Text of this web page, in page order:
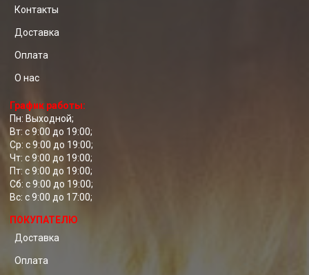
Контакты
Доставка
Оплата
О нас
График работы:
Пн: Выходной;
Вт: с 9:00 до 19:00;
Ср: с 9:00 до 19:00;
Чт: с 9:00 до 19:00;
Пт: с 9:00 до 19:00;
Сб: с 9:00 до 19:00;
Вс: с 9:00 до 17:00;
ПОКУПАТЕЛЮ
Доставка
Оплата